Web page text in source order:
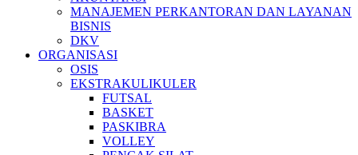
MANAJEMEN PERKANTORAN DAN LAYANAN
BISNIS
DKV
ORGANISASI
OSIS
EKSTRAKULIKULER
FUTSAL
BASKET
PASKIBRA
VOLLEY